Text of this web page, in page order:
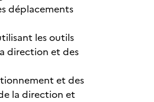
déplacements
les outils
direction et des
et des
la direction et